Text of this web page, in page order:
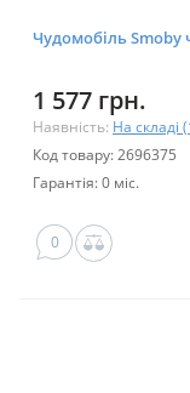
Чудомобіль Smoby
1 577 грн.
Наявність: На складі
Код товару: 2696375
Гарантія: 0 міс.
0